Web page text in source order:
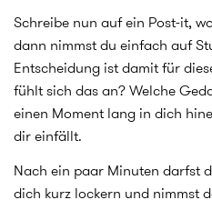
Schreibe nun auf ein Post-it,
dann nimmst du einfach auf
Entscheidung ist damit für
fühlt sich das an? Welche
einen Moment lang in dich
dir einfällt.
Nach ein paar Minuten darfst
dich kurz lockern und nimmst